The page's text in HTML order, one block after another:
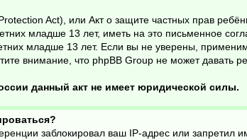
Act), или Акт о защите частных прав
младше 13 лет, иметь на это письменное
младше 13 лет. Если вы не уверены,
внимание, что phpBB Group не может давать
данный акт не имеет юридической силы.
заблокировал ваш IP-адрес или запретил